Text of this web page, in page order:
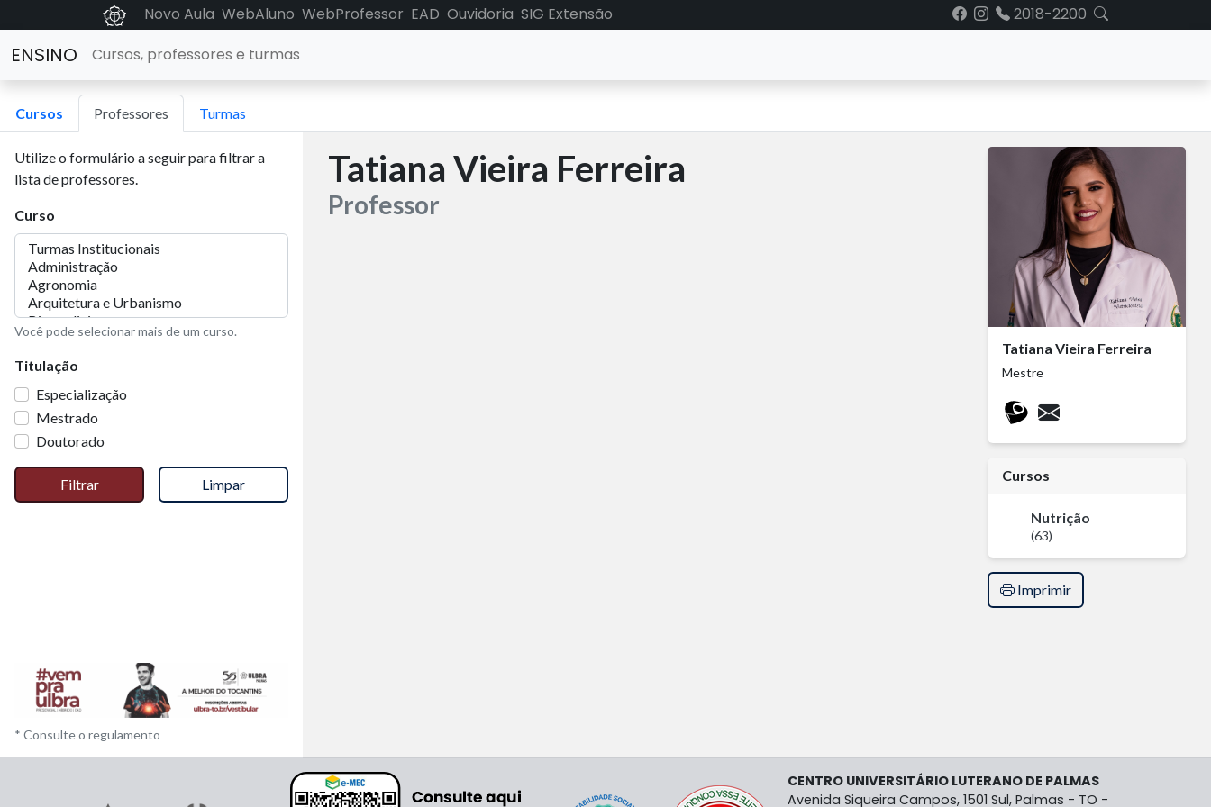
Novo Aula WebAluno WebProfessor EAD Ouvidoria SIG Extensão 2018-2200
ENSINO Cursos, professores e turmas
Cursos Professores Turmas
Utilize o formulário a seguir para filtrar a
lista de professores.
Curso
Você pode selecionar mais de um curso.
Titulação
Especialização
Mestrado
Doutorado
Filtrar Limpar
* Consulte o regulamento
Tatiana Vieira Ferreira
Professor
Tatiana Vieira Ferreira
Mestre
Cursos
Nutrição
(63)
Imprimir
CENTRO UNIVERSITÁRIO LUTERANO DE PALMAS
Avenida Siqueira Campos, 1501 Sul, Palmas - TO -